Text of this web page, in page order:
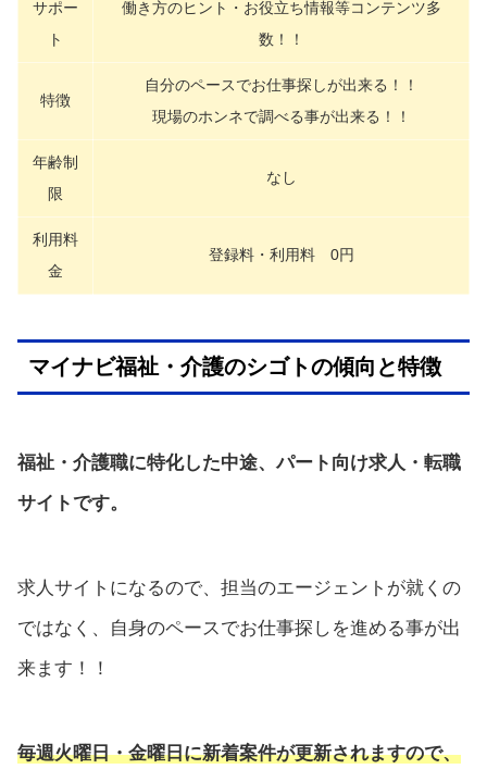
サポー
ト
働き方のヒント・お役立ち情報等コンテンツ多
数！！
特徴
自分のペースでお仕事探しが出来る！！
現場のホンネで調べる事が出来る！！
年齢制
限
なし
利用料
金
登録料・利用料 0円
マイナビ福祉・介護のシゴトの傾向と特徴
福祉・介護職に特化した中途、パート向け求人・転職
サイトです。
求人サイトになるので、担当のエージェントが就くの
ではなく、自身のペースでお仕事探しを進める事が出
来ます！！
毎週火曜日・金曜日に新着案件が更新されますので、